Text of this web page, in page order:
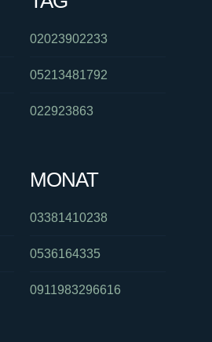
02023902233
05213481792
022923863
MONAT
03381410238
0536164335
0911983296616